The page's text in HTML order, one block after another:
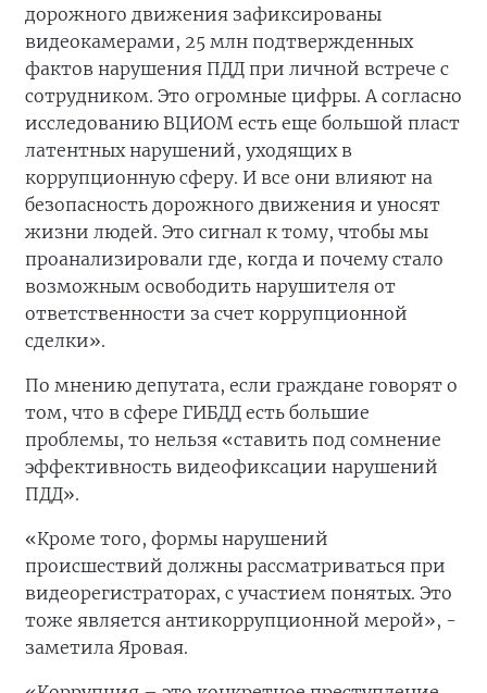
дорожного движения зафиксированы
видеокамерами, 25 млн подтвержденных
фактов нарушения ПДД при личной встрече с
сотрудником. Это огромные цифры. А согласно
исследованию ВЦИОМ есть еще большой пласт
латентных нарушений, уходящих в
коррупционную сферу. И все они влияют на
безопасность дорожного движения и уносят
жизни людей. Это сигнал к тому, чтобы мы
проанализировали где, когда и почему стало
возможным освободить нарушителя от
ответственности за счет коррупционной
сделки».
По мнению депутата, если граждане говорят о
том, что в сфере ГИБДД есть большие
проблемы, то нельзя «ставить под сомнение
эффективность видеофиксации нарушений
ПДД».
«Кроме того, формы нарушений
происшествий должны рассматриваться при
видеорегистраторах, с участием понятых. Это
тоже является антикоррупционной мерой», -
заметила Яровая.